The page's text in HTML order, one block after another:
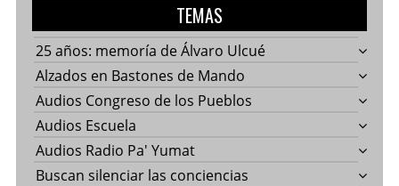
TEMAS
25 años: memoría de Álvaro Ulcué
Alzados en Bastones de Mando
Audios Congreso de los Pueblos
Audios Escuela
Audios Radio Pa' Yumat
Buscan silenciar las conciencias